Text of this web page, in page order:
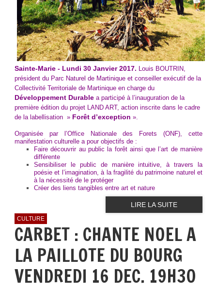
Sainte-Marie - Lundi 30 Janvier 2017. Louis BOUTRIN,
président du Parc Naturel de Martinique et conseiller exécutif de la
Collectivité Territoriale de Martinique en charge du
Développement Durable a participé à l’inauguration de la
première édition du projet LAND ART, action inscrite dans le cadre
de la labellisation » Forêt d’exception ».
Organisée par l’Office Nationale des Forets (ONF), cette
manifestation culturelle a pour objectifs de :
Faire découvrir au public la forêt ainsi que l’art de manière
différente
Sensibiliser le public de manière intuitive, à travers la
poésie et l’imagination, à la fragilité du patrimoine naturel et
à la nécessité de le protéger
Créer des liens tangibles entre art et nature
LIRE LA SUITE
CULTURE
CARBET : CHANTE NOEL A
LA PAILLOTE DU BOURG
VENDREDI 16 DEC. 19H30